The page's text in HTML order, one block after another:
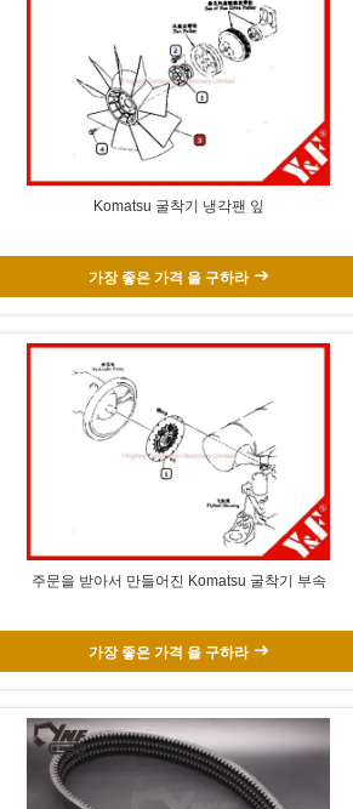
Komatsu 굴착기 냉각팬 잎
가장 좋은 가격 을 구하라
주문을 받아서 만들어진 Komatsu 굴착기 부속
가장 좋은 가격 을 구하라